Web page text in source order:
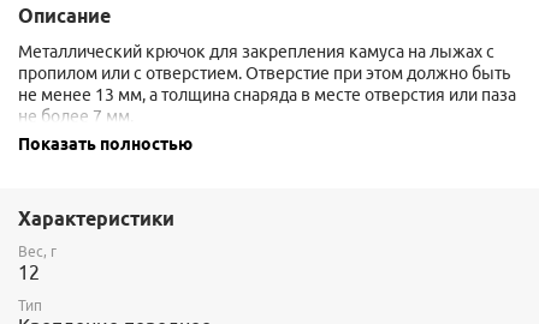
Описание
Металлический крючок для закрепления камуса на лыжах с
пропилом или с отверстием.Отверстие при этом должно быть
не менее 13 мм, а толщина снаряда в месте отверстия или паза
не более 7 мм.
Может устанавливаться в штатный заводской крепеж для скоб
При самостоятельной сборке камус складывается с запасом
примерно в 3 см, в месте сгиба вырезается отверстие, в
которое продевается крючок. Далее камус прошивается или
заклепывается.
Показать полностью
Характеристики
Вес, г
12
Тип